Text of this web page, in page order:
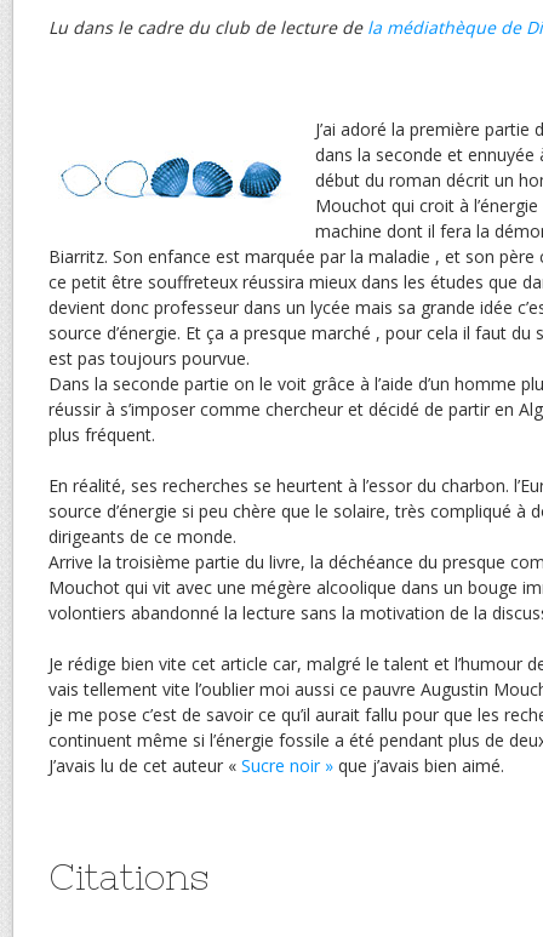
Lu dans le cadre du club de lecture dela médiathèque de
J’ai adoré la première
dans la seconde et ennuyée
début du roman décrit un
Mouchot qui croit à
machine dont il fera la
Biarritz. Son enfance est marquée par la maladie , et son
ce petit être souffreteux réussira mieux dans les études que
devient donc professeur dans un lycée mais sa grande idée
source d’énergie. Et ça a presque marché , pour cela il faut du
est pas toujours pourvue.
Dans la seconde partie on le voit grâce à l’aide d’un homme
réussir à s’imposer comme chercheur et décidé de partir en
plus fréquent.
En réalité, ses recherches se heurtent à l’essor du charbon.
source d’énergie si peu chère que le solaire, très compliqué à
dirigeants de ce monde.
Arrive la troisième partie du livre, la déchéance du presque
Mouchot qui vit avec une mégère alcoolique dans un bouge
volontiers abandonné la lecture sans la motivation de la
Je rédige bien vite cet article car, malgré le talent et l’humour
vais tellement vite l’oublier moi aussi ce pauvre Augustin
je me pose c’est de savoir ce qu’il aurait fallu pour que les
continuent même si l’énergie fossile a été pendant plus de
J’avais lu de cet auteur « Sucre noir » que j’avais bien aimé.
Citations